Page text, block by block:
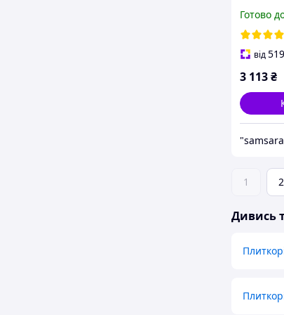
різання
плиткоріз
Готово
від519
3 113₴
1 2
Дивись